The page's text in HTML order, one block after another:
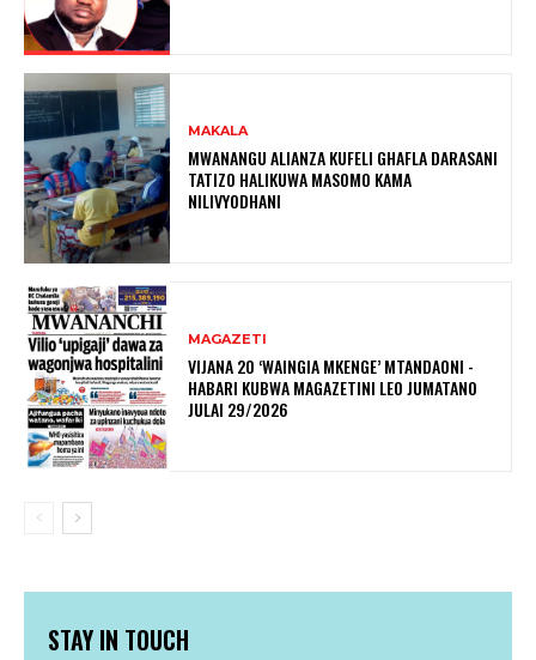
MAKALA
MWANANGU ALIANZA KUFELI GHAFLA DARASANI
TATIZO HALIKUWA MASOMO KAMA
NILIVYODHANI
MAGAZETI
VIJANA 20 ‘WAINGIA MKENGE’ MTANDAONI -
HABARI KUBWA MAGAZETINI LEO JUMATANO
JULAI 29/2026
STAY IN TOUCH